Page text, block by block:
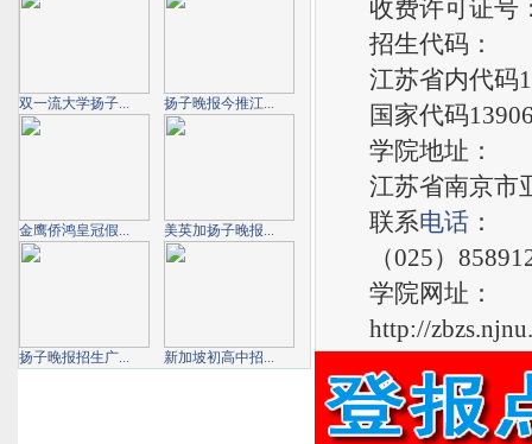
收费许可证号：
招生代码：
江苏省内代码
国家代码
学院地址：
江苏省南京市亚
联系电话 ：
（025）
学院网址：
http://
双一流大学扬子... 扬子晚报今推江...
金鹰侨鸿皇冠假... 美英加扬子晚报...
扬子晚报招生广... 新加坡初高中招...